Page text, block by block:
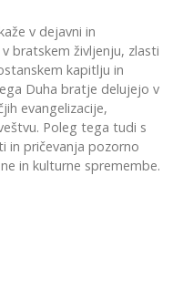
v dejavni in
bratskem življenju, zlasti
kapitlju in
Duha bratje delujejo v
evangelizacije,
Poleg tega tudi s
in pričevanja pozorno
in kulturne spremembe.